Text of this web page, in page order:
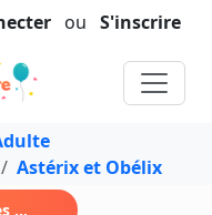
ou S'inscrire
Astérix et Obélix
...